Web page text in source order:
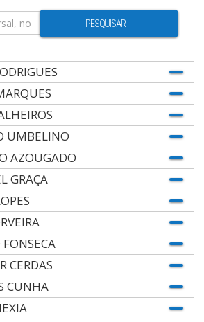
PESQUISAR
UMBELINO
AZOUGADO
GRAÇA
FONSECA
CERDAS
CUNHA